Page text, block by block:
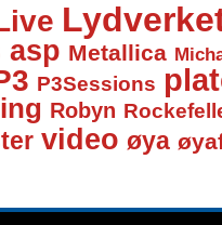
asp Metallica
P3Sessions
Robyn
video øya